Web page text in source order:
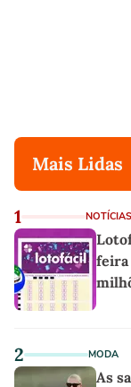
Mais Lidas
1 NOTÍCIAS
feira
2 MODA
As